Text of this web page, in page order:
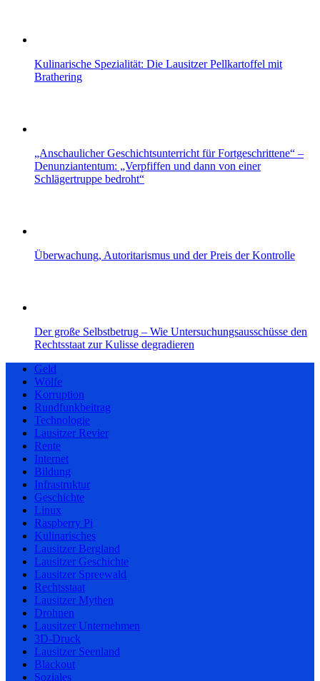
Kulinarische Spezialität: Die Lausitzer Pellkartoffel mit
Brathering
„Anschaulicher Geschichtsunterricht für Fortgeschrittene“ –
Denunziantentum: „Verpfiffen und dann von einer
Schlägertruppe bedroht“
Überwachung, Autoritarismus und der Preis der Kontrolle
Der große Selbstbetrug – Wie Untersuchungsausschüsse den
Rechtsstaat zur Kulisse degradieren
Geld
Wölfe
Korruption
Rundfunkbeitrag
Technologie
Lausitzer Revier
Rente
Internet
Bildung
Infrastruktur
Geschichte
Linux
Raspberry Pi
Kulinarisches
Lausitzer Bergland
Lausitzer Geschichte
Lausitzer Spreewald
Rechtsstaat
Lausitzer Mythen
Drohnen
Lausitzer Unternehmen
3D-Druck
Lausitzer Seenland
Blackout
Soziales